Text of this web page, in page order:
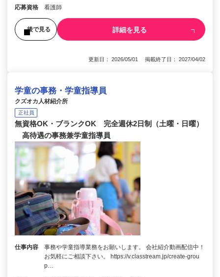
応募資格 看護師
後で見る 詳細を見る
更新日： 2026/05/01 掲載終了日： 2027/04/02
学童の事務・学童指導員
クズオカ人材紹介所
正社員
無資格OK・ブランクOK 完全週休2日制（土曜・日曜）
高待遇の事務兼学童指導員
仕事内容
事務や学童指導業務をお願いします。 会社紹介動画配信中！
お気軽にご相談下さい。 https://v.classtream.jp/create-grou
p…